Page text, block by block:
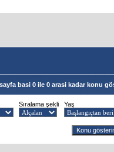
basi 0 ile 0 arasi kadar konu
Sıralama şekli Yaş